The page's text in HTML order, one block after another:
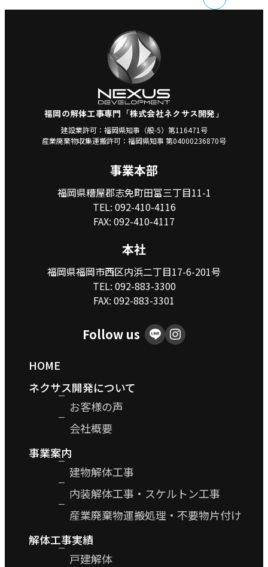
福岡の解体工事専門「株式会社ネクサス開発」
建設業許可：福岡県知事（般-5）第116471号
産業廃棄物収集運搬許可：福岡県知事 第04000236870号
事業本部
福岡県糟屋郡志免町田富三丁目11-1
TEL: 092-410-4116
FAX: 092-410-4117
本社
福岡県福岡市西区内浜二丁目17-6-201号
TEL: 092-883-3300
FAX: 092-883-3301
Follow us
HOME
ネクサス開発について
お客様の声
会社概要
事業案内
建物解体工事
内装解体工事・スケルトン工事
産業廃棄物運搬処理・不要物片付け
解体工事実績
戸建解体